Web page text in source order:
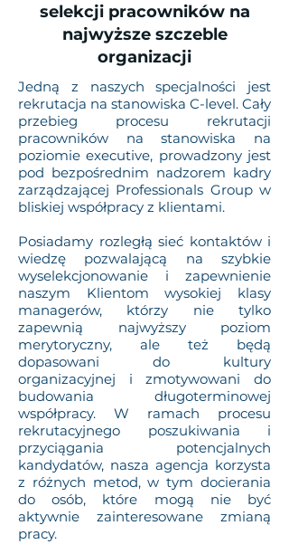
selekcji pracowników na
najwyższe szczeble
organizacji
Jedną z naszych specjalności jest
rekrutacja na stanowiska C-level. Cały
przebieg procesu rekrutacji
pracowników na stanowiska na
poziomie executive, prowadzony jest
pod bezpośrednim nadzorem kadry
zarządzającej Professionals Group w
bliskiej współpracy z klientami.
Posiadamy rozległą sieć kontaktów i
wiedzę pozwalającą na szybkie
wyselekcjonowanie i zapewnienie
naszym Klientom wysokiej klasy
managerów, którzy nie tylko
zapewnią najwyższy poziom
merytoryczny, ale też będą
dopasowani do kultury
organizacyjnej i zmotywowani do
budowania długoterminowej
współpracy. W ramach procesu
rekrutacyjnego poszukiwania i
przyciągania potencjalnych
kandydatów, nasza agencja korzysta
z różnych metod, w tym docierania
do osób, które mogą nie być
aktywnie zainteresowane zmianą
pracy.